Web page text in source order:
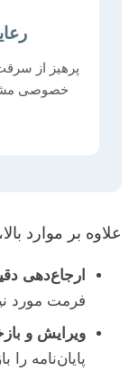
پرهیز از
خصوصی
علاوه بر موارد
ارجاع‌دهی
فرمت مورد
ویرایش و
پایان‌نامه